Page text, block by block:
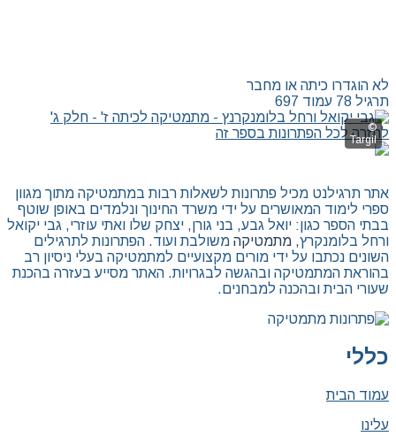
לא הוגדרו כיתה או מחבר
תרגיל 78 עמוד 697
לחזרה לכל הפתרונות בספר זה
אתר תרגילנט מכיל פתרונות לשאלות רבות במתמטיקה מתוך מגוון
ספרי לימוד המאושרים על ידי משרד החינוך ונלמדים באופן שוטף
בבתי הספר כגון: יואל גבע, בני גורן, יצחק שלו ואתי עוזרי, גבי יקואל
ורחל בלומנקרץ, מתמטיקה משולבת ועוד. הפתרונות לתרגילים
השונים נכתבו על ידי מורים מקצועיים למתמטיקה בעלי ניסיון רב
בהוראת המתמטיקה ובהגשה לבגרויות. האתר מסייע בעזרה בהכנת
שעורי הבית ובהכנה למבחנים.
כללי
עמוד הבית
עלינו